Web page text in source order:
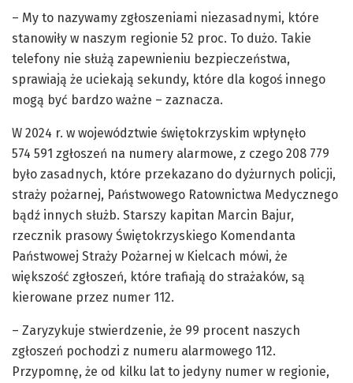
– My to nazywamy zgłoszeniami niezasadnymi, które
stanowiły w naszym regionie 52 proc. To dużo. Takie
telefony nie służą zapewnieniu bezpieczeństwa,
sprawiają że uciekają sekundy, które dla kogoś innego
mogą być bardzo ważne – zaznacza.
W 2024 r. w województwie świętokrzyskim wpłynęło
574 591 zgłoszeń na numery alarmowe, z czego 208 779
było zasadnych, które przekazano do dyżurnych policji,
straży pożarnej, Państwowego Ratownictwa Medycznego
bądź innych służb. Starszy kapitan Marcin Bajur,
rzecznik prasowy Świętokrzyskiego Komendanta
Państwowej Straży Pożarnej w Kielcach mówi, że
większość zgłoszeń, które trafiają do strażaków, są
kierowane przez numer 112.
– Zaryzykuje stwierdzenie, że 99 procent naszych
zgłoszeń pochodzi z numeru alarmowego 112.
Przypomnę, że od kilku lat to jedyny numer w regionie,